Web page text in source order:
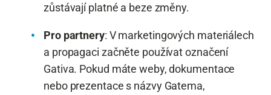
zůstávají platné a beze změny.
Pro partnery: V marketingových materiálech
a propagaci začněte používat označení
Gativa. Pokud máte weby, dokumentace
nebo prezentace s názvy Gatema,